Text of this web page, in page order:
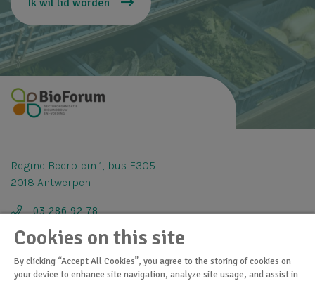
Regine Beerplein 1, bus E305
2018 Antwerpen
03 286 92 78
info@bioforum.be
Cookies on this site
By clicking “Accept All Cookies”, you agree to the storing of cookies on
your device to enhance site navigation, analyze site usage, and assist in